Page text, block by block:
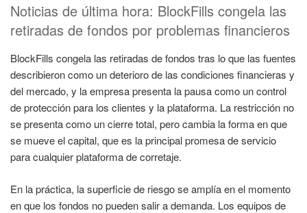
Noticias de última hora: BlockFills congela las
retiradas de fondos por problemas financieros
BlockFills congela las retiradas de fondos tras lo que las fuentes
describieron como un deterioro de las condiciones financieras y
del mercado, y la empresa presenta la pausa como un control
de protección para los clientes y la plataforma. La restricción no
se presenta como un cierre total, pero cambia la forma en que
se mueve el capital, que es la principal promesa de servicio
para cualquier plataforma de corretaje.
En la práctica, la superficie de riesgo se amplía en el momento
en que los fondos no pueden salir a demanda. Los equipos de